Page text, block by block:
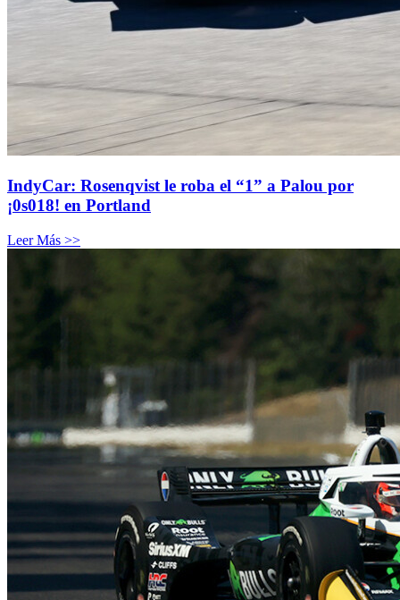
IndyCar: Rosenqvist le roba el “1” a Palou por
¡0s018! en Portland
Leer Más >>